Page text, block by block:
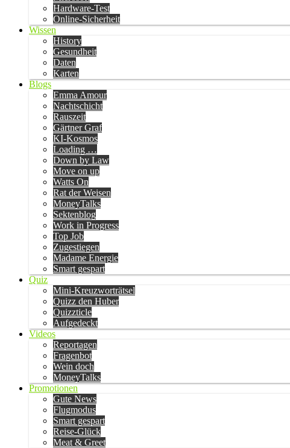
Hardware-Test
Online-Sicherheit
Wissen
History
Gesundheit
Daten
Karten
Blogs
Emma Amour
Nachtschicht
Rauszeit
Gärtner Graf
KI-Kosmos
Loading …
Down by Law
Move on up
Watts On
Rat der Weisen
MoneyTalks
Sektenblog
Work in Progress
Top Job
Zugestiegen
Madame Energie
Smart gespart
Quiz
Mini-Kreuzworträtsel
Quizz den Huber
Quizzticle
Aufgedeckt
Videos
Reportagen
Fragenbot
Wein doch
MoneyTalks
Promotionen
Gute News
Flugmodus
Smart gespart
Reise-Glück
Meat & Greet